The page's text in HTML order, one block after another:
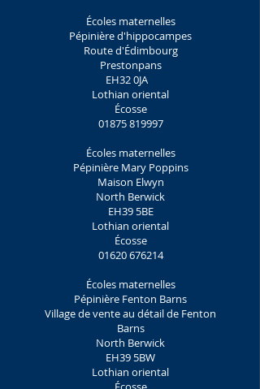
Écoles maternelles
Pépinière d'hippocampes
Route d'Édimbourg
Prestonpans
EH32 0JA
Lothian oriental
Écosse
01875 819997
Écoles maternelles
Pépinière Mary Poppins
Maison Elwyn
North Berwick
EH39 5BE
Lothian oriental
Écosse
01620 676214
Écoles maternelles
Pépinière Fenton Barns
Village de vente au détail de Fenton
Barns
North Berwick
EH39 5BW
Lothian oriental